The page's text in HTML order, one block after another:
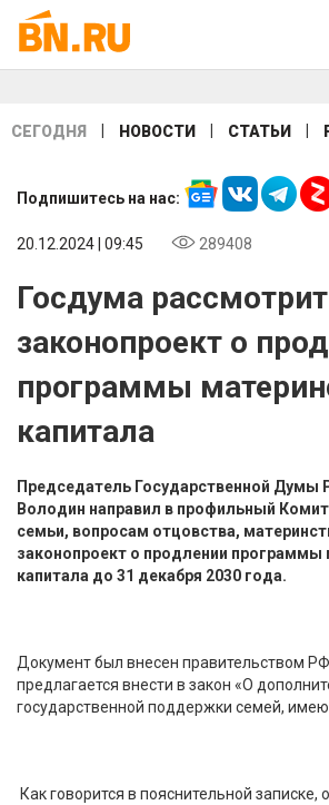
СЕГОДНЯ НОВОСТИ СТАТЬИ
Подпишитесь на нас:
20.12.2024 | 09:45 289408
Госдума рассмотрит
законопроект о
программы
капитала
Председатель Государственной Думы
Володин направил в профильный
семьи, вопросам отцовства,
законопроект о продлении программы
капитала до 31 декабря 2030 года.
Документ был внесен правительством
предлагается внести в закон «О
государственной поддержки семей,
Как говорится в пояснительной записке,